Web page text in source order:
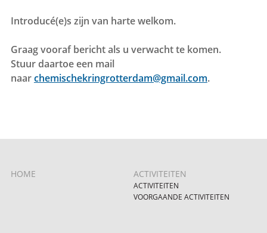
Introducé(e)s zijn van harte welkom.
Graag vooraf bericht als u verwacht te komen.
Stuur daartoe een mail
naarchemischekringrotterdam@gmail.com.
HOME ACTIVITEITEN
ACTIVITEITEN
VOORGAANDE ACTIVITEITEN